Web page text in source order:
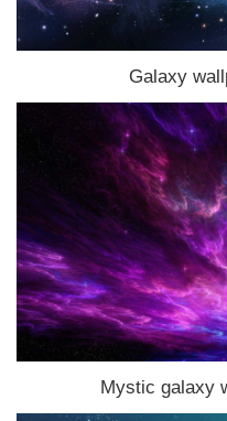
Galaxy
Mystic galaxy